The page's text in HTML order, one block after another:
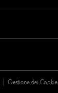
Gestione dei Cookie